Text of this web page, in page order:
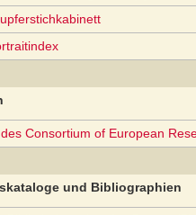
Consortium of European
und Bibliographien